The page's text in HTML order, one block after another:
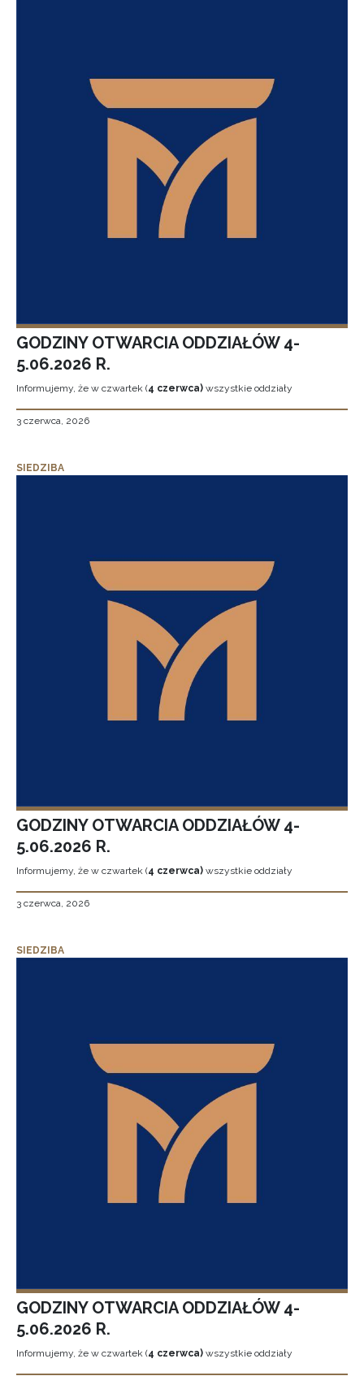
GODZINY OTWARCIA ODDZIAŁÓW 4-
5.06.2026 R.
Informujemy, że w czwartek (4 czerwca) wszystkie oddziały
3 czerwca, 2026
SIEDZIBA
GODZINY OTWARCIA ODDZIAŁÓW 4-
5.06.2026 R.
Informujemy, że w czwartek (4 czerwca) wszystkie oddziały
3 czerwca, 2026
SIEDZIBA
GODZINY OTWARCIA ODDZIAŁÓW 4-
5.06.2026 R.
Informujemy, że w czwartek (4 czerwca) wszystkie oddziały